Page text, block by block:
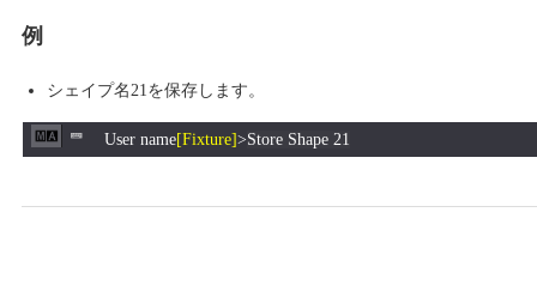
例
シェイプ名21を保存します。
User name[Fixture]>Store Shape 21